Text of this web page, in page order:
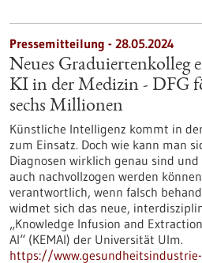
Pressemitteilung - 28.05.2024
Neues Graduiertenkolleg
KI in der Medizin - DFG
sechs Millionen
Künstliche Intelligenz kommt in
zum Einsatz. Doch wie kann man
Diagnosen wirklich genau sind
auch nachvollzogen werden
verantwortlich, wenn falsch
widmet sich das neue,
„Knowledge Infusion and
AI“ (KEMAI) der Universität Ulm.
https://www.gesundheitsindustrie-